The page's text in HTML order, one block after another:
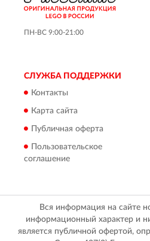
ПН-ВС 9:00-21:00
СЛУЖБА ПОДДЕРЖКИ
Контакты
Карта сайта
Публичная оферта
Пользовательское
соглашение
Вся информация на сайте
информационный характер и
является публичной офертой,